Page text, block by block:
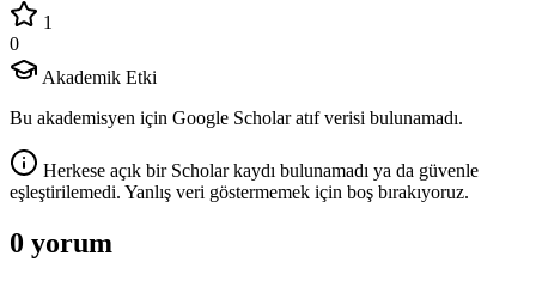
1
0
Akademik Etki
Bu akademisyen için Google Scholar atıf verisi bulunamadı.
Herkese açık bir Scholar kaydı bulunamadı ya da güvenle
eşleştirilemedi. Yanlış veri göstermemek için boş bırakıyoruz.
0 yorum